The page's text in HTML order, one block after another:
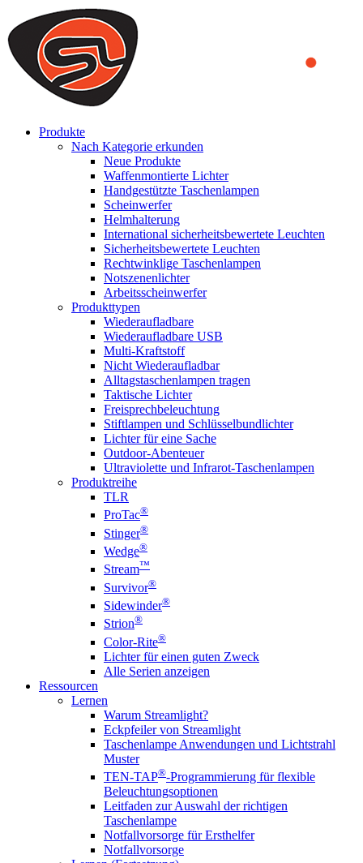
We use cookies to ensure that we provide you the best experience
on our website. By continuing to browse this website, you accept
that cookies are used to help us analyze how the website is used and
to offer you a better experience. To learn more or to find out how
you can disable cookies, you can access our
Produkte
Nach Kategorie erkunden
Neue Produkte
Waffenmontierte Lichter
Handgestützte Taschenlampen
Scheinwerfer
Helmhalterung
International sicherheitsbewertete Leuchten
Sicherheitsbewertete Leuchten
Rechtwinklige Taschenlampen
Notszenenlichter
Arbeitsscheinwerfer
Produkttypen
Wiederaufladbare
Wiederaufladbare USB
Multi-Kraftstoff
Nicht Wiederaufladbar
Alltagstaschenlampen tragen
Taktische Lichter
Freisprechbeleuchtung
Stiftlampen und Schlüsselbundlichter
Lichter für eine Sache
Outdoor-Abenteuer
Ultraviolette und Infrarot-Taschenlampen
Produktreihe
TLR
ProTac®
Stinger®
Wedge®
Stream™
Survivor®
Sidewinder®
Strion®
Color-Rite®
Lichter für einen guten Zweck
Alle Serien anzeigen
Ressourcen
Lernen
Warum Streamlight?
Eckpfeiler von Streamlight
Taschenlampe Anwendungen und Lichtstrahl
Muster
TEN-TAP®-Programmierung für flexible
Beleuchtungsoptionen
Leitfaden zur Auswahl der richtigen
Taschenlampe
Notfallvorsorge für Ersthelfer
Notfallvorsorge